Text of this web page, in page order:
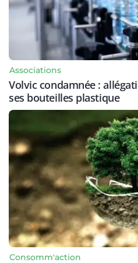
Associations
Volvic condamnée :
ses bouteilles plastique
Consomm'action